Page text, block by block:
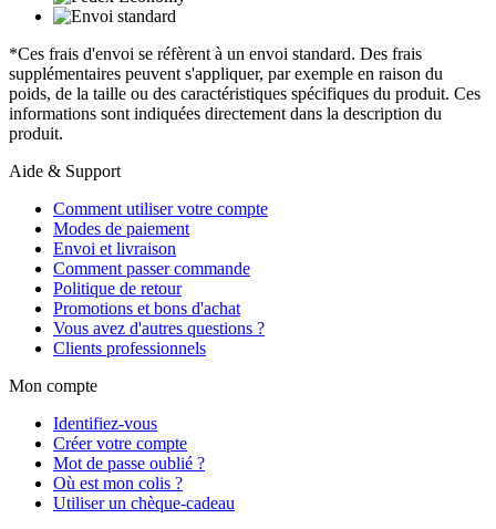
*Ces frais d'envoi se réfèrent à un envoi standard. Des frais
supplémentaires peuvent s'appliquer, par exemple en raison du
poids, de la taille ou des caractéristiques spécifiques du produit. Ces
informations sont indiquées directement dans la description du
produit.
Aide & Support
Comment utiliser votre compte
Modes de paiement
Envoi et livraison
Comment passer commande
Politique de retour
Promotions et bons d'achat
Vous avez d'autres questions ?
Clients professionnels
Mon compte
Identifiez-vous
Créer votre compte
Mot de passe oublié ?
Où est mon colis ?
Utiliser un chèque-cadeau